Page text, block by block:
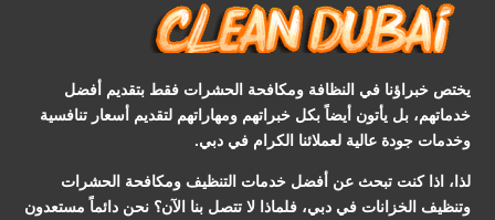
يختص خبراؤنا في النظافة ومكافحة الحشرات فقط بتقديم أفضل
خدماتهم، بل يأتون أيضاً بكل خبراتهم ومهاراتهم لتقديم أسعار تنافسية
وخدمات جودة عالية لعملائنا الكرام في دبي.
لذا، اذا كنت تبحث عن أفضل خدمات التنظيف ومكافحة الحشرات
وتنظيف الخزانات في دبي، فلماذا لا تتصل بنا الآن؟ نحن دائماً مستعدون